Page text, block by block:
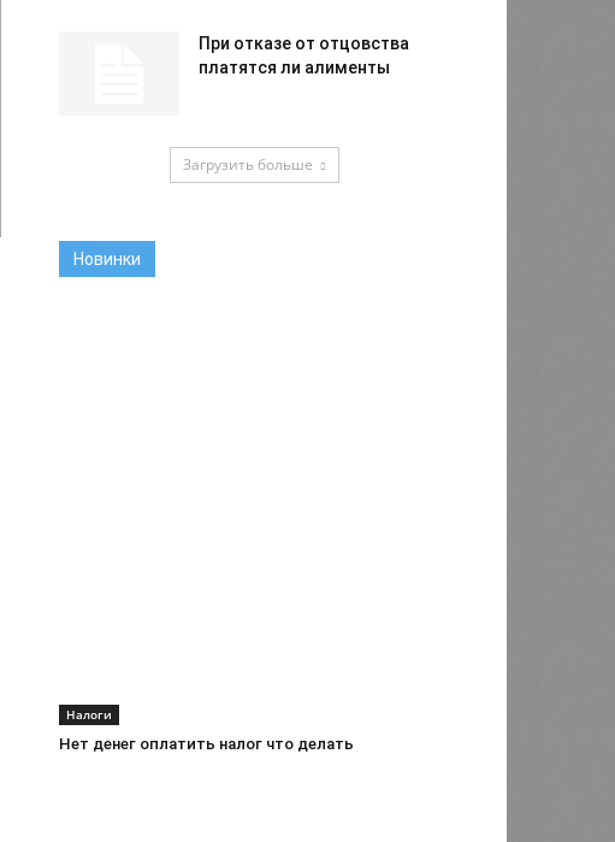
При отказе от отцовства
платятся ли алименты
Загрузить больше
Новинки
Налоги
Нет денег оплатить налог что делать